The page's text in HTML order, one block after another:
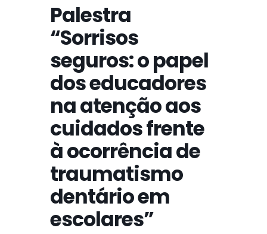
Palestra
“Sorrisos
seguros: o papel
dos educadores
na atenção aos
cuidados frente
à ocorrência de
traumatismo
dentário em
escolares”